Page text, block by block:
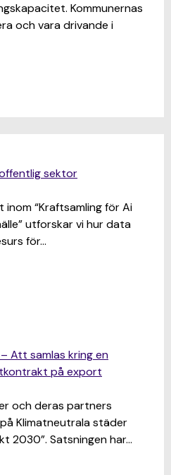
Kommunernas
och vara drivande i
sektor
inom “Kraftsamling för Ai
utforskar vi hur data
för…
Att samlas kring en
på export
och deras partners
Klimatneutrala städer
2030”. Satsningen har…